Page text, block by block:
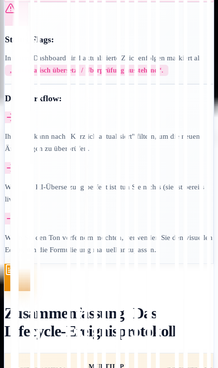
Status-Flags:
In Ihrem Dashboard sind aktualisierte Zeichenfolgen markiert als
„Automatisch übersetzt / Überprüfung ausstehend“.
Der Workflow:
Ihr Team kann nach "Kürzlich aktualisiert" filtern, um die neuen
Änderungen zu überprüfen.
Wenn die KI-Übersetzung perfekt ist, tun Sie nichts (sie ist bereits
live).
Wenn Sie den Ton verfeinern möchten, verwenden Sie den visuellen
Editor, um die Formulierung manuell anzupassen.
Zusammenfassung: Das
Lifecycle-Ereignisprotokoll